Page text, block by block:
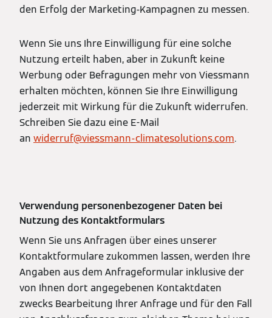
den Erfolg der Marketing-Kampagnen zu messen.
Wenn Sie uns Ihre Einwilligung für eine solche
Nutzung erteilt haben, aber in Zukunft keine
Werbung oder Befragungen mehr von Viessmann
erhalten möchten, können Sie Ihre Einwilligung
jederzeit mit Wirkung für die Zukunft widerrufen.
Schreiben Sie dazu eine E-Mail
an widerruf@viessmann-climatesolutions.com.
Verwendung personenbezogener Daten bei
Nutzung des Kontaktformulars
Wenn Sie uns Anfragen über eines unserer
Kontaktformulare zukommen lassen, werden Ihre
Angaben aus dem Anfrageformular inklusive der
von Ihnen dort angegebenen Kontaktdaten
zwecks Bearbeitung Ihrer Anfrage und für den Fall